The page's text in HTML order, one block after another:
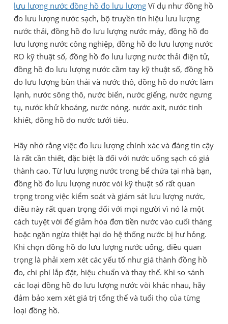
lưu lượng nước đồng hồ đo lưu lượng Ví dụ như đồng hồ
đo lưu lượng nước sạch, bộ truyền tín hiệu lưu lượng
nước thải, đồng hồ đo lưu lượng nước máy, đồng hồ đo
lưu lượng nước công nghiệp, đồng hồ đo lưu lượng nước
RO kỹ thuật số, đồng hồ đo lưu lượng nước thải điện tử,
đồng hồ đo lưu lượng nước cầm tay kỹ thuật số, đồng hồ
đo lưu lượng bùn thải và nước thô, đồng hồ đo nước làm
lạnh, nước sông thô, nước biển, nước giếng, nước ngưng
tụ, nước khử khoáng, nước nóng, nước axit, nước tinh
khiết, đồng hồ đo nước tưới tiêu.
Hãy nhớ rằng việc đo lưu lượng chính xác và đáng tin cậy
là rất cần thiết, đặc biệt là đối với nước uống sạch có giá
thành cao. Từ lưu lượng nước trong bể chứa tại nhà bạn,
đồng hồ đo lưu lượng nước vòi kỹ thuật số rất quan
trọng trong việc kiểm soát và giám sát lưu lượng nước,
điều này rất quan trọng đối với mọi người vì nó là một
cách tuyệt vời để giảm hóa đơn tiền nước vào cuối tháng
hoặc ngăn ngừa thiệt hại do hệ thống nước bị hư hỏng.
Khi chọn đồng hồ đo lưu lượng nước uống, điều quan
trọng là phải xem xét các yếu tố như giá thành đồng hồ
đo, chi phí lắp đặt, hiệu chuẩn và thay thế. Khi so sánh
các loại đồng hồ đo lưu lượng nước vòi khác nhau, hãy
đảm bảo xem xét giá trị tổng thể và tuổi thọ của từng
loại đồng hồ.